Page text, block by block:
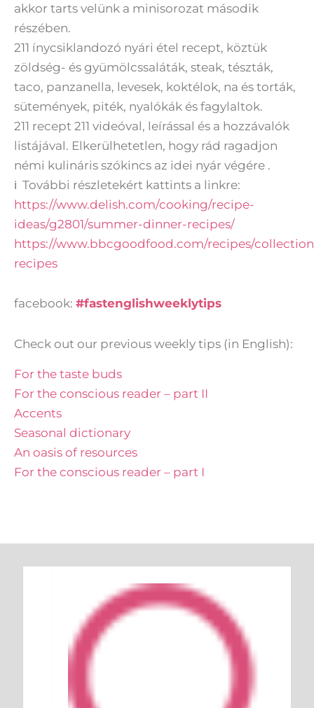
akkor tarts velünk a minisorozat második
részében.
211 ínycsiklandozó nyári étel recept, köztük
zöldség- és gyümölcssaláták, steak, tészták,
taco, panzanella, levesek, koktélok, na és torták,
sütemények, piték, nyalókák és fagylaltok.
211 recept 211 videóval, leírással és a hozzávalók
listájával. Elkerülhetetlen, hogy rád ragadjon
némi kulináris szókincs az idei nyár végére .
ℹ További részletekért kattints a linkre:
https://www.delish.com/cooking/recipe-
ideas/g2801/summer-dinner-recipes/
https://www.bbcgoodfood.com/recipes/
recipes
facebook: #fastenglishweeklytips
Check out our previous weekly tips (in English):
For the taste buds
For the conscious reader – part II
Accents
Seasonal dictionary
An oasis of resources
For the conscious reader – part I